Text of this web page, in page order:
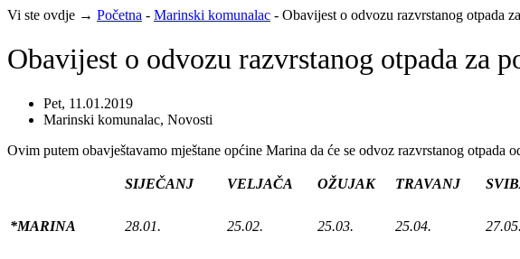
Vi ste ovdje → Početna - Marinski komunalac - Obavijest o odvozu razvrstanog otpada
Obavijest o odvozu razvrstanog otpada za
Pet, 11.01.2019
Marinski komunalac, Novosti
Ovim putem obavještavamo mještane općine Marina da će se odvoz razvrstanog otpada
SIJEČANJ VELJAČA OŽUJAK TRAVANJ
*MARINA 28.01. 25.02. 25.03. 25.04. 27.05.